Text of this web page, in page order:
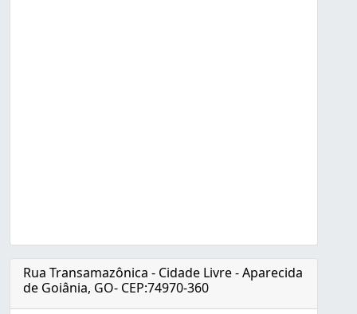
Rua Transamazônica - Cidade Livre - Aparecida
de Goiânia, GO- CEP:74970-360